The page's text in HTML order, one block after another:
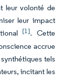
leur volonté de
leur impact
[1]. Cette
accrue
tels
incitant les